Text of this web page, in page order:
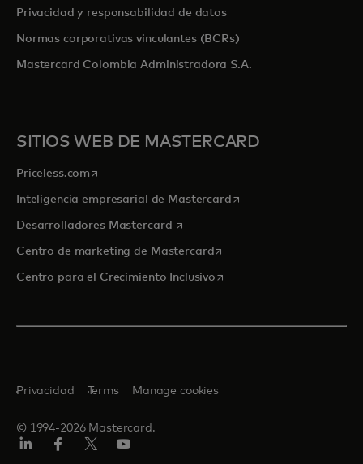
Privacidad y responsabilidad de datos
Normas corporativas vinculantes (BCRs)
Mastercard Colombia Administradora S.A.
SITIOS WEB DE MASTERCARD
Priceless.com se abre en una pestaña nueva
Inteligencia empresarial de Mastercardse abre en una pestaña
Desarrolladores Mastercard se abre en una pestaña nueva
Centro de marketing de Mastercardse abre en una pestaña
Centro para el Crecimiento Inclusivose abre en una pestaña
© 1994-2026 Mastercard.
Privacidad Terms Manage cookies